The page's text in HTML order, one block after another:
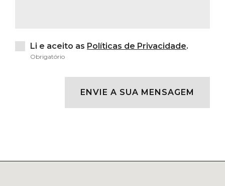
Li e aceito as Políticas de Privacidade.
Obrigatório